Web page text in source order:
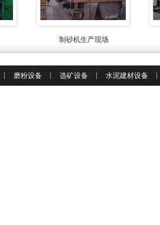
制砂机生产现场
磨粉设备 选矿设备 水泥建材设备